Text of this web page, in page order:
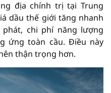
địa chính trị tại Trung
dầu thế giới tăng nhanh
chi phí năng lượng
ứng toàn cầu. Điều này
thận trọng hơn.